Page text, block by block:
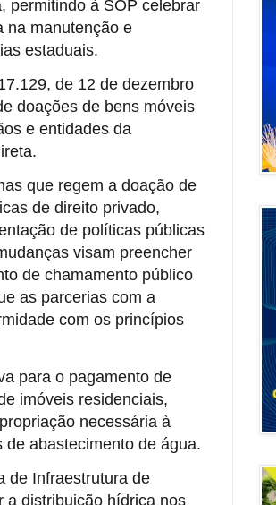
permitindo à SOP celebrar
na manutenção e
estaduais.
de 12 de dezembro
doações de bens móveis
e entidades da
que regem a doação de
de direito privado,
de políticas públicas
visam preencher
de chamamento público
as parcerias com a
com os princípios
para o pagamento de
imóveis residenciais,
necessária à
abastecimento de água.
de Infraestrutura de
a distribuição hídrica nos